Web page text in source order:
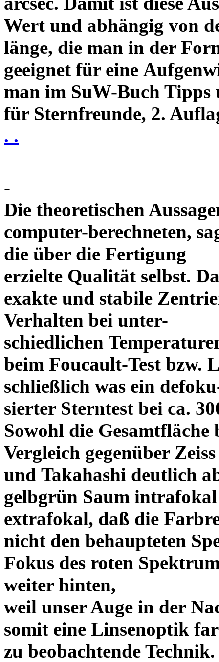
Wert und abhängig von
länge, die man in der
geeignet für eine
man im SuW-Buch Tipps
für Sternfreunde, 2.
. .
-
Die theoretischen
computer-berechneten,
die über die Fertigung
erzielte Qualität selbst.
exakte und stabile
Verhalten bei unter-
schiedlichen
beim Foucault-Test bzw.
schließlich was ein
sierter Sterntest bei ca.
Sowohl die
Vergleich gegenüber Zeiss
und Takahashi deutlich
gelbgrün Saum
extrafokal, daß die
nicht den behaupteten
Fokus des roten
weiter hinten,
weil unser Auge in der
somit eine Linsenoptik
zu beobachtende